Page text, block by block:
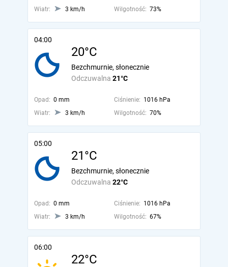
Wiatr:
3 km/h Wilgotność: 73%
04:00
20°C
Odczuwalna 21°C
Bezchmurnie, słonecznie
Opad: 0 mm Ciśnienie: 1016 hPa
Wiatr:
3 km/h Wilgotność: 70%
05:00
21°C
Odczuwalna 22°C
Bezchmurnie, słonecznie
Opad: 0 mm Ciśnienie: 1016 hPa
Wiatr:
3 km/h Wilgotność: 67%
06:00
22°C